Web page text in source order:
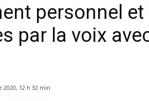
personnel et
par la voix
2020, 12 h 32 min